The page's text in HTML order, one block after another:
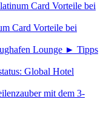
Card Vorteile bei
Card Vorteile bei
Lounge ► Tipps
Global Hotel
mit dem 3-